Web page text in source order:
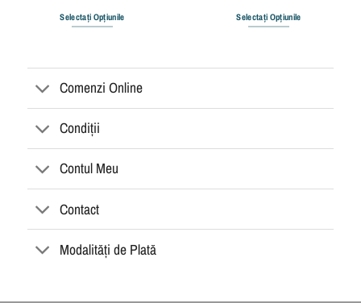
Selectați Opțiunile Selectați Opțiunile
Comenzi Online
Condiții
Contul Meu
Contact
Modalități de Plată